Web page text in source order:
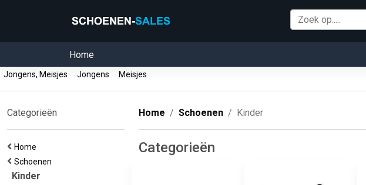
Home
Jongens, Meisjes Jongens Meisjes
Categorieën
Home
Schoenen
Kinder
Home Schoenen Kinder
Categorieën